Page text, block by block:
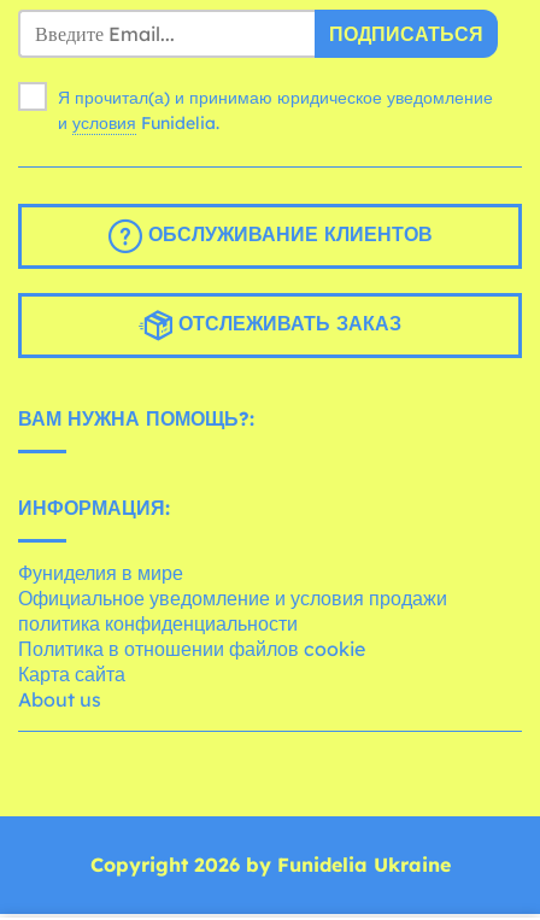
ПОДПИСАТЬСЯ
Я прочитал(а) и принимаю юридическое уведомление
и условия Funidelia.
ОБСЛУЖИВАНИЕ КЛИЕНТОВ
ОТСЛЕЖИВАТЬ ЗАКАЗ
ВАМ НУЖНА ПОМОЩЬ?:
ИНФОРМАЦИЯ:
Фуниделия в мире
Официальное уведомление и условия продажи
политика конфиденциальности
Политика в отношении файлов cookie
Карта сайта
About us
Copyright 2026 by Funidelia Ukraine